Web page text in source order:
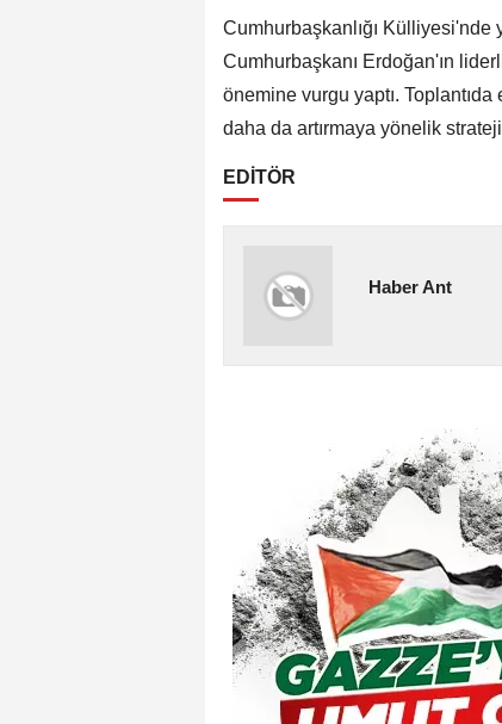
Cumhurbaşkanlığı Külliyesi'nde
Cumhurbaşkanı Erdoğan'ın
önemine vurgu yaptı.
daha da artırmaya yönelik
EDİTÖR
Haber Ant